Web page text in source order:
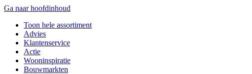
Ga naar hoofdinhoud
Toon hele assortiment
Advies
Klantenservice
Actie
Wooninspiratie
Bouwmarkten